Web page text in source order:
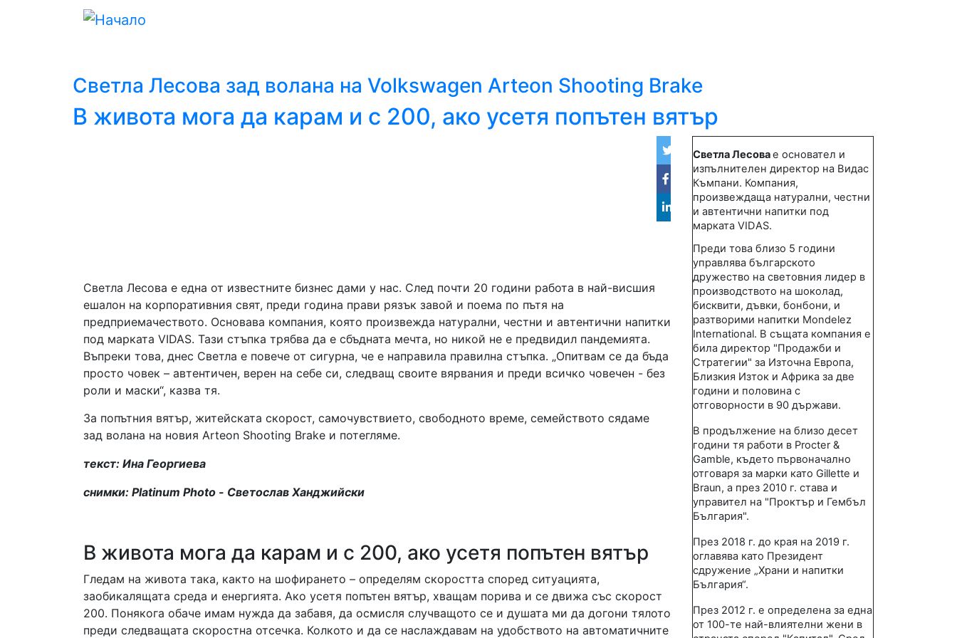
Светла Лесова зад волана на Volkswagen Arteon Shooting Brake
В живота мога да карам и с 200, ако усетя попътен вятър
Twitter
Facebook
Linked
Светла Лесова е една от известните бизнес дами у нас. След почти 20 години работа в най-висшия
ешалон на корпоративния свят, преди година прави рязък завой и поема по пътя на
предприемачеството. Основава компания, която произвежда натурални, честни и автентични напитки
под марката VIDAS. Тази стъпка трябва да е сбъдната мечта, но никой не е предвидил пандемията.
Въпреки това, днес Светла е повече от сигурна, че е направила правилна стъпка. „Опитвам се да бъда
просто човек – автентичен, верен на себе си, следващ своите вярвания и преди всичко човечен - без
роли и маски“, казва тя.
За попътния вятър, житейската скорост, самочувствието, свободното време, семейството сядаме
зад волана на новия Arteon Shooting Brake и потегляме.
текст: Ина Георгиева
снимки: Platinum Photo - Светослав Ханджийски
В живота мога да карам и с 200, ако усетя попътен вятър
Гледам на живота така, както на шофирането – определям скоростта според ситуацията,
заобикалящата среда и енергията. Ако усетя попътен вятър, хващам порива и се движа със скорост
200. Понякога обаче имам нужда да забавя, да осмисля случващото се и душата ми да догони тялото
преди следващата скоростна отсечка. Колкото и да се наслаждавам на удобството на автоматичните
Светла Лесовае основател и
изпълнителен директор на Видас
Къмпани. Компания,
произвеждаща натурални, честни
и автентични напитки под
марката VIDAS.
Преди това близо 5 години
управлява българското
дружество на световния лидер в
производството на шоколад,
бисквити, дъвки, бонбони, и
разтворими напитки Mondelez
International. В същата компания е
била директор "Продажби и
Стратегии" за Източна Европа,
Близкия Изток и Африка за две
години и половина с
отговорности в 90 държави.
В продължение на близо десет
години тя работи в Procter &
Gamble, където първоначално
отговаря за марки като Gillette и
Braun, а през 2010 г. става и
управител на "Проктър и Гембъл
България".
През 2018 г. до края на 2019 г.
оглавява като Президент
сдружение „Храни и напитки
България“.
През 2012 г. e определена за една
от 100-те най-влиятелни жени в